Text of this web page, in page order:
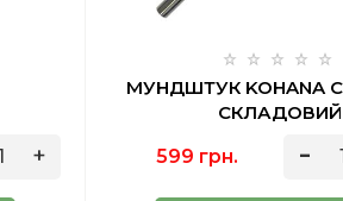
МУНДШТУК KOHANA
СКЛАДОВИЙ
599 грн.